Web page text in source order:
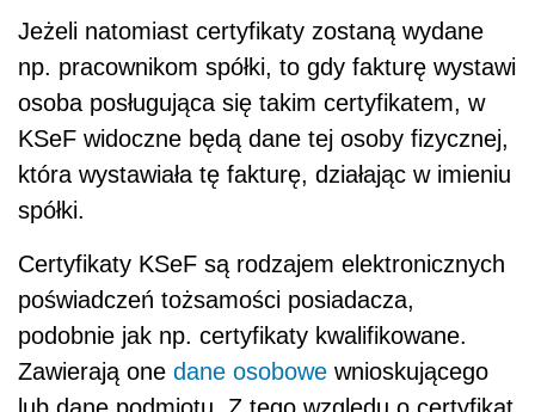
Jeżeli natomiast certyfikaty zostaną wydane
np. pracownikom spółki, to gdy fakturę wystawi
osoba posługująca się takim certyfikatem, w
KSeF widoczne będą dane tej osoby fizycznej,
która wystawiała tę fakturę, działając w imieniu
spółki.
Certyfikaty KSeF są rodzajem elektronicznych
poświadczeń tożsamości posiadacza,
podobnie jak np. certyfikaty kwalifikowane.
Zawierają one dane osobowe wnioskującego
lub dane podmiotu. Z tego względu o certyfikat